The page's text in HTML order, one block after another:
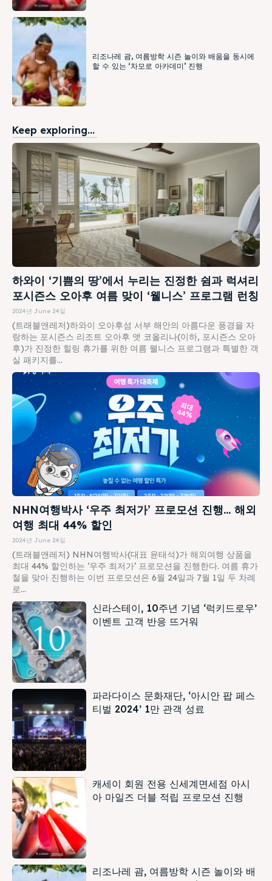
리조나레 괌, 여름방학 시즌 놀이와 배움을 동시에
할 수 있는 ‘차모로 아카데미’ 진행
Keep exploring...
하와이 ‘기쁨의 땅’에서 누리는 진정한 쉼과 럭셔리
포시즌스 오아후 여름 맞이 ‘웰니스’ 프로그램 런칭
2024년 June 24일
(트래블앤레저)하와이 오아후섬 서부 해안의 아름다운 풍경을 자
랑하는 포시즌스 리조트 오아후 앳 코올리나(이하, 포시즌스 오아
후)가 진정한 힐링 휴가를 위한 여름 웰니스 프로그램과 특별한 객
실 패키지를...
NHN여행박사 ‘우주 최저가’ 프로모션 진행… 해외
여행 최대 44% 할인
2024년 June 24일
(트래블앤레저) NHN여행박사(대표 윤태석)가 해외여행 상품을
최대 44% 할인하는 ‘우주 최저가’ 프로모션을 진행한다. 여름 휴가
철을 맞아 진행하는 이번 프로모션은 6월 24일과 7월 1일 두 차례
로...
신라스테이, 10주년 기념 ‘럭키드로우’
이벤트 고객 반응 뜨거워
파라다이스 문화재단, ‘아시안 팝 페스
티벌 2024’ 1만 관객 성료
캐세이 회원 전용 신세계면세점 아시
아 마일즈 더블 적립 프로모션 진행
리조나레 괌, 여름방학 시즌 놀이와 배